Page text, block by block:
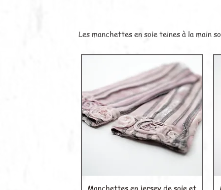
Les manchettes en soie teines à la main
Aperçu rapide
Manchettes en jersey de soie et